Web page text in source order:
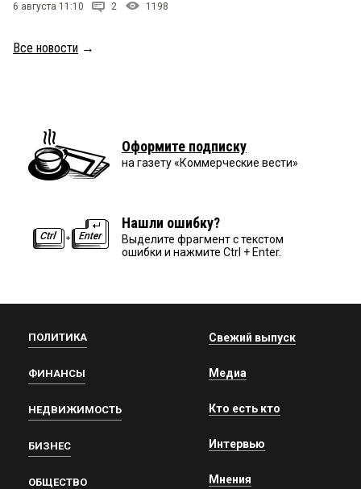
6 августа 11:10 2 1198
Все новости →
Оформите подписку
на газету «Коммерческие вести»
Нашли ошибку?
Выделите фрагмент с текстом
ошибки и нажмите Ctrl + Enter.
ПОЛИТИКА
ФИНАНСЫ
НЕДВИЖИМОСТЬ
БИЗНЕС
ОБЩЕСТВО
Свежий выпуск
Медиа
Кто есть кто
Интервью
Мнения